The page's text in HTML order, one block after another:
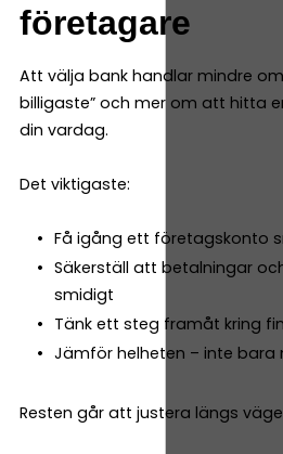
företagare
Att välja bank handlar mindre
billigaste” och mer om att hitta
din vardag.
Det viktigaste:
Få igång ett företagskonto
Säkerställ att betalningar
smidigt
Tänk ett steg framåt kring
Jämför helheten – inte
Resten går att justera längs